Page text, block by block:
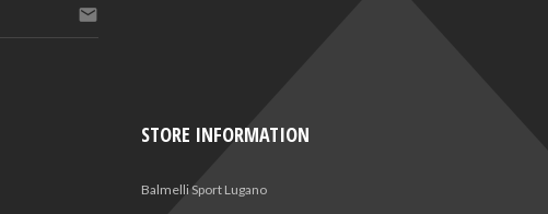

STORE INFORMATION
Balmelli Sport Lugano